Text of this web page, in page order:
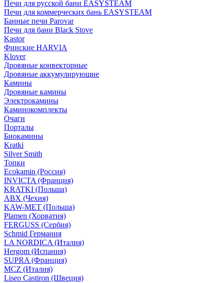
Печи для русской бани EASYSTEAM
Печи для коммерческих бань EASYSTEAM
Банные печи Parovar
Печи для бани Black Stove
Kastor
Финские HARVIA
Klover
Дровяные конвекторные
Дровяные аккумулирующие
Камины
Дровяные камины
Электрокамины
Каминокомплекты
Очаги
Порталы
Биокамины
Kratki
Silver Smith
Топки
Ecokamin (Россия)
INVICTA (Франция)
KRATKI (Польша)
ABX (Чехия)
KAW-MET (Польша)
Plamen (Хорватия)
FERGUSS (Сербия)
Schmid Германия
LA NORDICA (Италия)
Hergom (Испания)
SUPRA (Франция)
MCZ (Италия)
Liseo Castiron (Швеция)